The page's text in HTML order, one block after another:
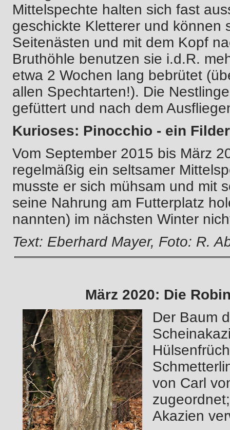
Mittelspechte halten sich fast
geschickte Kletterer und können
Seitenästen und mit dem Kopf
Bruthöhle benutzen sie i.d.R.
etwa 2 Wochen lang bebrütet
allen Spechtarten!). Die
gefüttert und nach dem
Kurioses: Pinocchio - ein
Vom September 2015 bis März
regelmäßig ein seltsamer
musste er sich mühsam und mit
seine Nahrung am Futterplatz
nannten) im nächsten Winter
Text: Eberhard Mayer, Foto: R.
März 2020: Die
Der Baum
von Carl
Akazien